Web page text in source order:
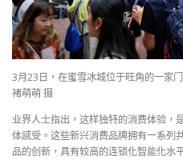
3月23日，在蜜雪冰城位于旺角的一家
褚萌萌 摄
业界人士指出，这样独特的消费体验，
体感受。这些新兴消费品牌拥有一系列
品的创新，具有较高的连锁化智能化水